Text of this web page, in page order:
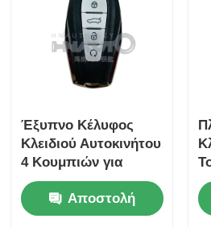
Έξυπνο Κέλυφος
Κλειδιού Αυτοκινήτου
4 Κουμπιών για
Geely Atlas Tugella
Azkarra Coolray Key
Shell Cover
Αποστολή